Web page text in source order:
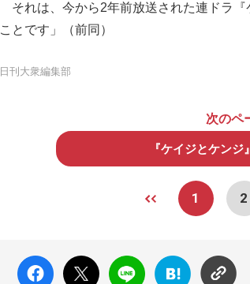
それは、今から2年前放送された連ドラ
ことです」（前同）
日刊大衆編集部
次のペ
『ケイジとケン
1 2
faceboo
k いい
X ポス
ト
LINE
はてな
ブック